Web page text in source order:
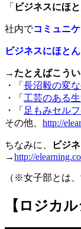
「 ビジネスにほ
社内でコミュニ
ビジネスにほと
→ たとえばこう
・「 長沼毅の変
・「 工芸のある
・「 足もみセル
その他、 http://
ちなみに、 ビジ
→http://
（※女子部とは
【ロジカ